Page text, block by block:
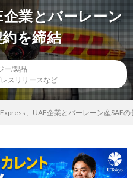
業とバーレーン
を締結
ー/製品
レスリリースなど
Express、UAE企業とバーレーン産SAF